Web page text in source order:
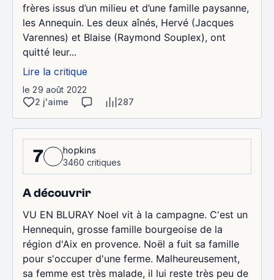
frères issus d’un milieu et d’une famille paysanne,
les Annequin. Les deux aînés, Hervé (Jacques
Varennes) et Blaise (Raymond Souplex), ont
quitté leur...
Lire la critique
le 29 août 2022
2 j'aime
287
7
hopkins
3460 critiques
A découvrir
VU EN BLURAY Noel vit à la campagne. C'est un
Hennequin, grosse famille bourgeoise de la
région d'Aix en provence. Noël a fuit sa famille
pour s'occuper d'une ferme. Malheureusement,
sa femme est très malade, il lui reste très peu de